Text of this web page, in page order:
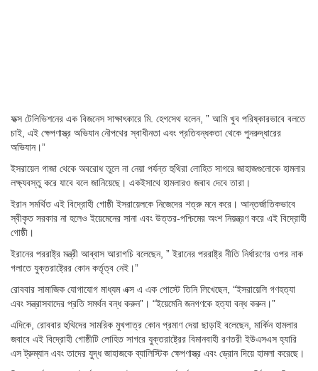
ফক্স টেলিভিশনের এক বিজনেস সাক্ষাৎকারে মি. হেগসেথ বলেন, ” আমি খুব পরিষ্কারভাবে বলতে
চাই, এই ক্ষেপণাস্ত্র অভিযান নৌপথের স্বাধীনতা এবং প্রতিবন্ধকতা থেকে পুনরুদ্ধারের
অভিযান।”
ইসরায়েল গাজা থেকে অবরোধ তুলে না নেয়া পর্যন্ত হুথিরা লোহিত সাগরে জাহাজগুলোকে হামলার
লক্ষ্যবস্তু করে যাবে বলে জানিয়েছে। একইসাথে হামলারও জবাব দেবে তারা।
ইরান সমর্থিত এই বিদ্রোহী গোষ্ঠী ইসরায়েলকে নিজেদের শত্রু মনে করে। আন্তর্জাতিকভাবে
স্বীকৃত সরকার না হলেও ইয়েমেনের সানা এবং উত্তর-পশ্চিমের অংশ নিয়ন্ত্রণ করে এই বিদ্রোহী
গোষ্ঠী।
ইরানের পররাষ্ট্র মন্ত্রী আব্বাস আরাগচি বলেছেন, ” ইরানের পররাষ্ট্র নীতি নির্ধারণের ওপর নাক
গলাতে যুক্তরাষ্ট্রের কোন কর্তৃত্ব নেই।”
রোববার সামাজিক যোগাযোগ মাধ্যম এক্স এ এক পোস্টে তিনি লিখেছেন, “ইসরায়েলি গণহত্যা
এবং সন্ত্রাসবাদের প্রতি সমর্থন বন্ধ করুন”। “ইয়েমেনি জনগণকে হত্যা বন্ধ করুন।”
এদিকে, রোববার হুথিদের সামরিক মুখপাত্র কোন প্রমাণ দেয়া ছাড়াই বলেছেন, মার্কিন হামলার
জবাবে এই বিদ্রোহী গোষ্ঠীটি লোহিত সাগরে যুক্তরাষ্ট্রের বিমানবাহী রণতরী ইউএসএস হ্যারি
এস ট্রুম্যান এবং তাদের যুদ্ধ জাহাজকে ব্যালিস্টিক ক্ষেপণাস্ত্র এবং ড্রোন দিয়ে হামলা করেছে।